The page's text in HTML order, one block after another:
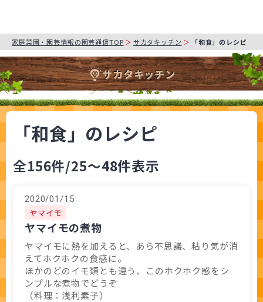
家庭菜園・園芸情報の園芸通信TOP サカタキッチン 「和食」のレシピ
サカタキッチン
「和食」のレシピ
全156件/25～48件表示
2020/01/15
ヤマイモ
ヤマイモの煮物
ヤマイモに熱を加えると、あら不思議、粘り気が消
えてホクホクの食感に。
ほかのどのイモ類とも違う、このホクホク感をシ
ンプルな煮物でどうぞ
（料理：浅利素子）